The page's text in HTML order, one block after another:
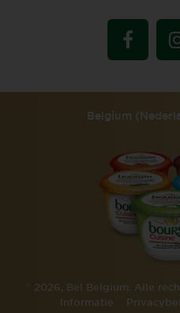
Belgium
2026, Bel Belgium. Alle
Informatie